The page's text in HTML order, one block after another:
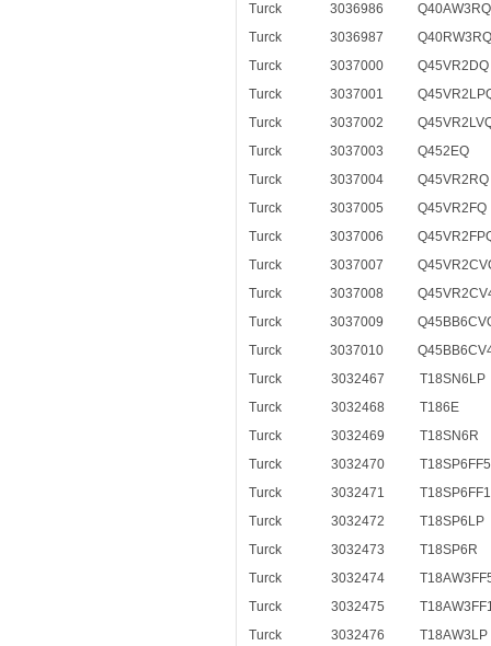
Turck
3036986
Turck
3036987
Turck
3037000
Q45VR2DQ
Turck
3037001
Turck
3037002
Turck
3037003
Q452EQ
Turck
3037004
Q45VR2RQ
Turck
3037005
Q45VR2FQ
Turck
3037006
Turck
3037007
Turck
3037008
Turck
3037009
Turck
3037010
Turck
3032467
T18SN6LP
Turck
3032468
T186E
Turck
3032469
T18SN6R
Turck
3032470
Turck
3032471
Turck
3032472
T18SP6LP
Turck
3032473
T18SP6R
Turck
3032474
Turck
3032475
Turck
3032476
T18AW3LP